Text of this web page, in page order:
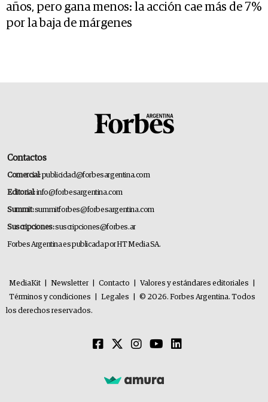
años, pero gana menos: la acción cae más de 7%
por la baja de márgenes
Contactos
Comercial:publicidad@forbesargentina.com
Editorial:info@forbesargentina.com
Summit:summitforbes@forbesargentina.com
Suscripciones:suscripciones@forbes.ar
Forbes Argentina es publicada por HT Media SA.
MediaKit Newsletter Contacto Valores y estándares editoriales
Términos y condiciones
Legales
© 2026. Forbes Argentina. Todos
los derechos reservados.